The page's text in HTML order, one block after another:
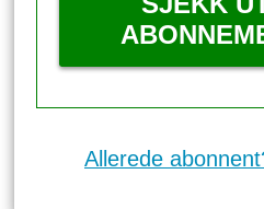
Allerede